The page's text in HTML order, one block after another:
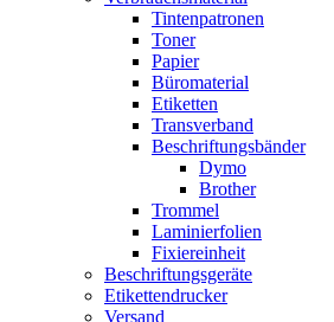
Tintenpatronen
Toner
Papier
Büromaterial
Etiketten
Transverband
Beschriftungsbänder
Dymo
Brother
Trommel
Laminierfolien
Fixiereinheit
Beschriftungsgeräte
Etikettendrucker
Versand